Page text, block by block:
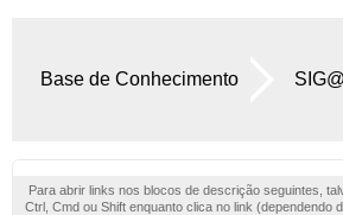
Base de Conhecimento SIG@
Para abrir links nos blocos de descrição seguintes,
Ctrl, Cmd ou Shift enquanto clica no link (dependendo